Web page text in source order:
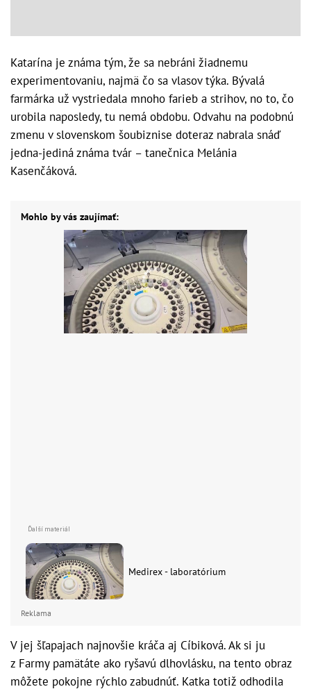
Katarína je známa tým, že sa nebráni žiadnemu
experimentovaniu, najmä čo sa vlasov týka. Bývalá
farmárka už vystriedala mnoho farieb a strihov, no to, čo
urobila naposledy, tu nemá obdobu. Odvahu na podobnú
zmenu v slovenskom šoubiznise doteraz nabrala snáď
jedna-jediná známa tvár – tanečnica Melánia
Kasenčáková.
Mohlo by vás zaujímať:
Medirex - laboratórium
Reklama
V jej šľapajach najnovšie kráča aj Cíbiková. Ak si ju
z Farmy pamätáte ako ryšavú dlhovlásku, na tento obraz
môžete pokojne rýchlo zabudnúť. Katka totiž odhodila